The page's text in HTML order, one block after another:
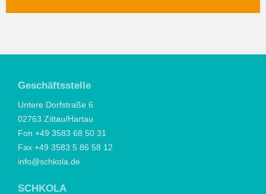
Geschäftsstelle
Untere Dorfstraße 6
02763 Zittau/Hartau
Fon +49 3583 68 50 31
Fax +49 3583 5 86 58 12
info@schkola.de
SCHKOLA